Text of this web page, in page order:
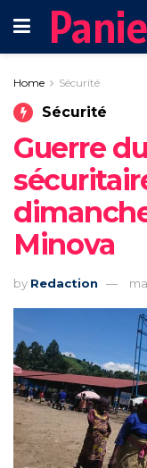
Home Sécurité
Sécurité
Guerre
Minova
by Redaction